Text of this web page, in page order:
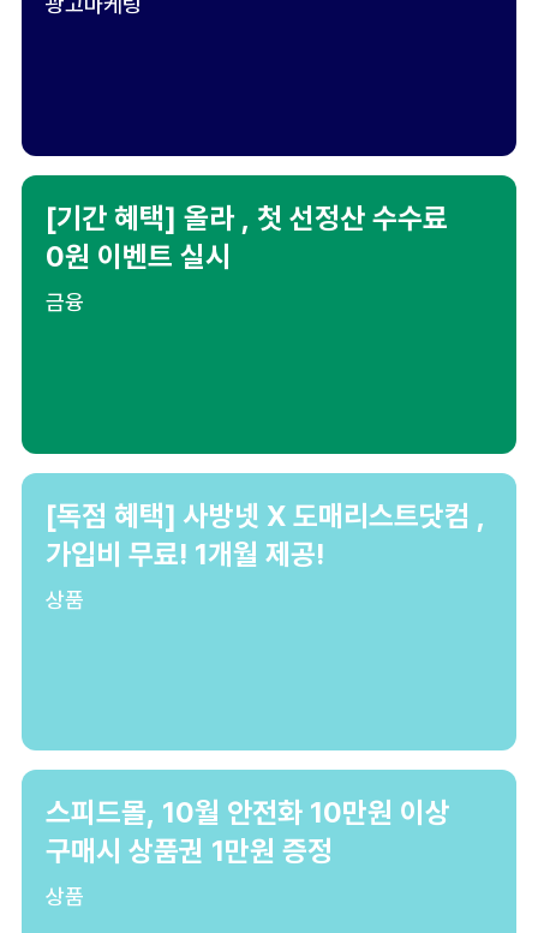
[기간 혜택] 올라 , 첫 선정산 수수료
0원 이벤트 실시
금융
[독점 혜택] 사방넷 X 도매리스트닷컴 ,
가입비 무료! 1개월 제공!
상품
스피드몰, 10월 안전화 10만원 이상
구매시 상품권 1만원 증정
상품